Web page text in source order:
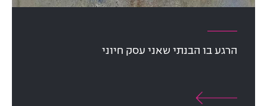
הרגע בו הבנתי שאני עסק חיוני